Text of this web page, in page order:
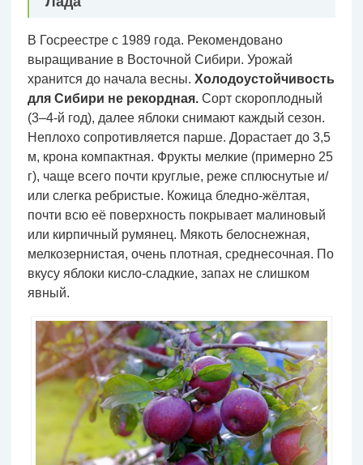
В Госреестре с 1989 года. Рекомендовано
выращивание в Восточной Сибири. Урожай
хранится до начала весны. Холодоустойчивость
для Сибири не рекордная. Сорт скороплодный
(3–4-й год), далее яблоки снимают каждый сезон.
Неплохо сопротивляется парше. Дорастает до 3,5
м, крона компактная. Фрукты мелкие (примерно 25
г), чаще всего почти круглые, реже сплюснутые и/
или слегка ребристые. Кожица бледно-жёлтая,
почти всю её поверхность покрывает малиновый
или кирпичный румянец. Мякоть белоснежная,
мелкозернистая, очень плотная, среднесочная. По
вкусу яблоки кисло-сладкие, запах не слишком
явный.